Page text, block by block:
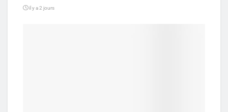
il y a 2 jours